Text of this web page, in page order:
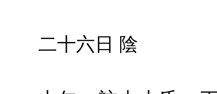
二十六日 陰